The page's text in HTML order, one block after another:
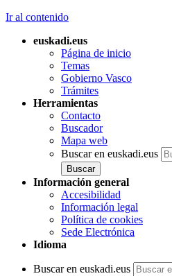
Ir al contenido
euskadi.eus
Página de inicio
Temas
Gobierno Vasco
Trámites
Herramientas
Contacto
Buscador
Mapa web
Buscar en euskadi.eus
Información general
Accesibilidad
Información legal
Política de cookies
Sede Electrónica
Idioma
Buscar en euskadi.eus